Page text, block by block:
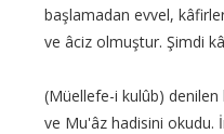
başlamadan evvel,
ve âciz olmuştur. Şimdi
(Müellefe-i kulûb)
ve Mu'âz hadisini okudu.